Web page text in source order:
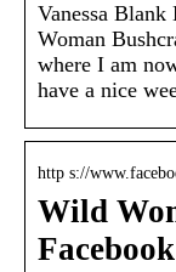
Vanessa
Woman
where I am
have a nice
http s://
Wild
Facebook